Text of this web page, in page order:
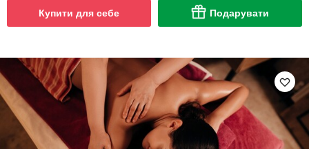
Купити для себе Подарувати